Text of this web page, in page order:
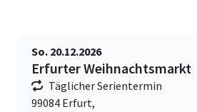
So. 20.12.2026
Erfurter Weihnachtsmarkt
Täglicher Serientermin
99084 Erfurt,